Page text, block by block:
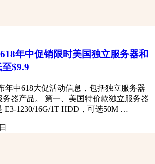
年中促销限时美国独立服务器和
$9.9
年中618大促活动信息，包括独立服务器
务器产品。 第一、美国特价款独立服务器
E3-1230/16G/1T HDD，可选50M …